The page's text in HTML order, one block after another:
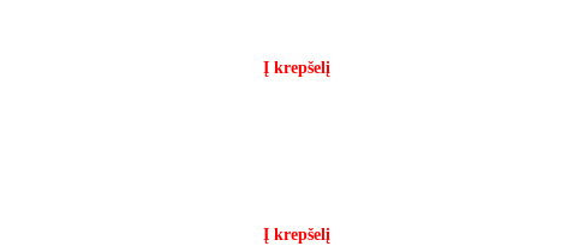
Į krepšelį
Į krepšelį